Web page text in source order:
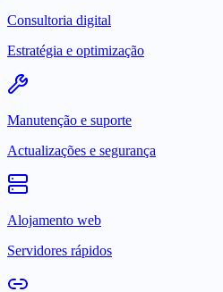
Consultoria digital
Estratégia e optimização
Manutenção e suporte
Actualizações e segurança
Alojamento web
Servidores rápidos